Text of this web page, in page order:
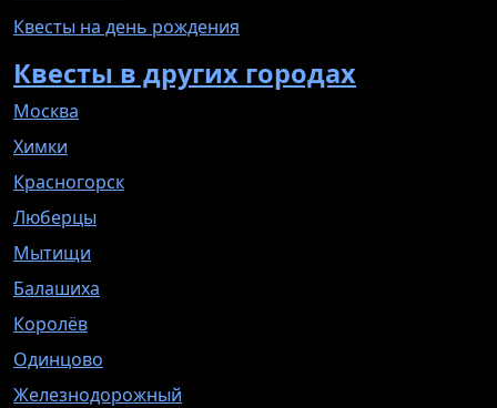
Квесты на день рождения
Квесты в других городах
Москва
Химки
Красногорск
Люберцы
Мытищи
Балашиха
Королёв
Одинцово
Железнодорожный